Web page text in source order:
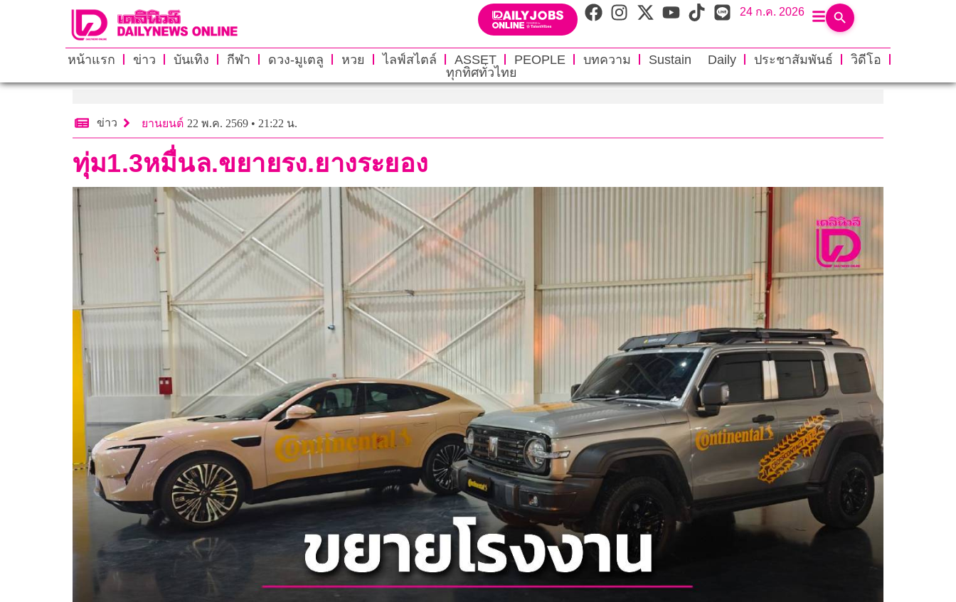
24 ก.ค. 2026
หน้าแรก ข่าว บันเทิง กีฬา ดวง-มูเตลู หวย ไลฟ์สไตล์ ASSET PEOPLE บทความ Sustain Daily ประชาสัมพันธ์
วิดีโอ
ทุกทิศทั่วไทย
ข่าว ยานยนต์ 22 พ.ค. 2569 • 21:22 น.
ทุ่ม1.3หมื่นล.ขยายรง.ยางระยอง